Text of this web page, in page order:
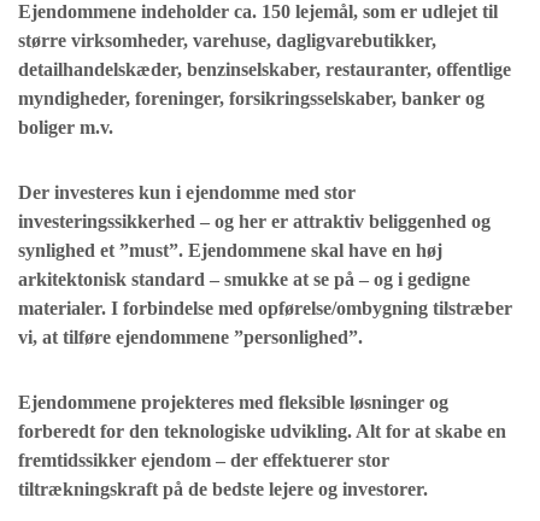
Ejendommene indeholder ca. 150 lejemål, som er udlejet til
større virksomheder, varehuse, dagligvarebutikker,
detailhandelskæder, benzinselskaber, restauranter, offentlige
myndigheder, foreninger, forsikringsselskaber, banker og
boliger m.v.
Der investeres kun i ejendomme med stor
investeringssikkerhed – og her er attraktiv beliggenhed og
synlighed et ”must”. Ejendommene skal have en høj
arkitektonisk standard – smukke at se på – og i gedigne
materialer. I forbindelse med opførelse/ombygning tilstræber
vi, at tilføre ejendommene ”personlighed”.
Ejendommene projekteres med fleksible løsninger og
forberedt for den teknologiske udvikling. Alt for at skabe en
fremtidssikker ejendom – der effektuerer stor
tiltrækningskraft på de bedste lejere og investorer.